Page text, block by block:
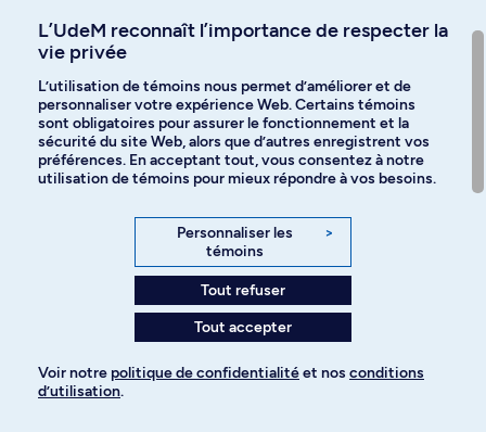
Langues
Facebook Instagram
YouTube
Politique de confidentialité
L’UdeM reconnaît l’importance de respecter la
vie privée
L’utilisation de témoins nous permet d’améliorer et de
personnaliser votre expérience Web. Certains témoins
sont obligatoires pour assurer le fonctionnement et la
sécurité du site Web, alors que d’autres enregistrent vos
préférences. En acceptant tout, vous consentez à notre
utilisation de témoins pour mieux répondre à vos besoins.
Personnaliser les
témoins
>
Tout refuser
Tout accepter
Voir notre politique de confidentialitéet nos conditions
d’utilisation.